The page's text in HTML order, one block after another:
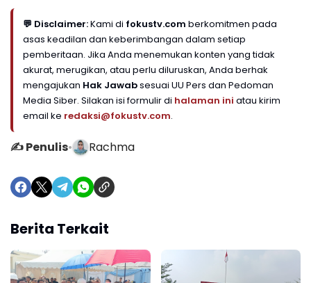
💬 Disclaimer:Kami di fokustv.com berkomitmen pada
asas keadilan dan keberimbangan dalam setiap
pemberitaan. Jika Anda menemukan konten yang tidak
akurat, merugikan, atau perlu diluruskan, Anda berhak
mengajukan Hak Jawabsesuai UU Pers dan Pedoman
Media Siber. Silakan isi formulir di halaman ini atau kirim
email ke redaksi@fokustv.com.
✍️ Penulis• Rachma
Berita Terkait